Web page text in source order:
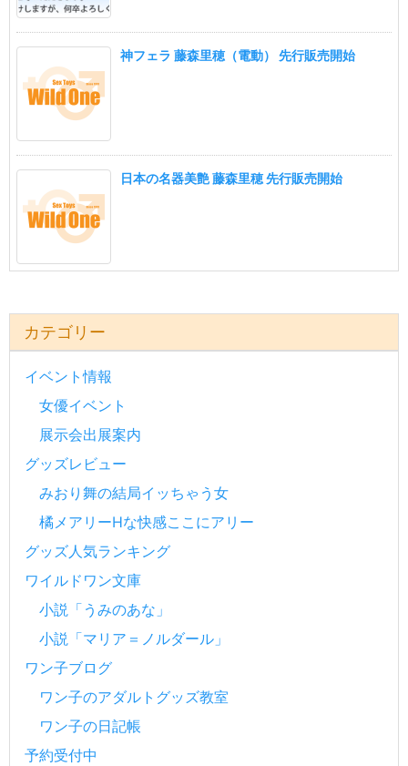
神フェラ 藤森里穂（電動） 先行販売開始
日本の名器美艶 藤森里穂 先行販売開始
カテゴリー
イベント情報
女優イベント
展示会出展案内
グッズレビュー
みおり舞の結局イッちゃう女
橘メアリーHな快感ここにアリー
グッズ人気ランキング
ワイルドワン文庫
小説「うみのあな」
小説「マリア＝ノルダール」
ワン子ブログ
ワン子のアダルトグッズ教室
ワン子の日記帳
予約受付中